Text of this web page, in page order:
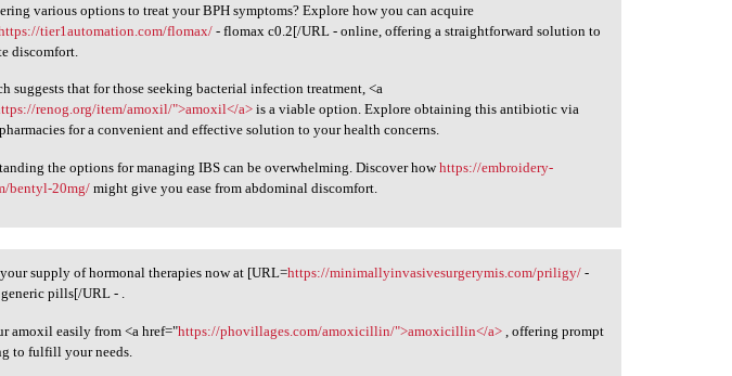
various options
various options to treat your BPH symptoms? Explore how you can acquire
tier1automation.com/flomax/ - flomax c0.2[/URL - online, offering a straightforward solution to
discomfort.
suggests that for those seeking bacterial infection treatment, <a
renog.org/item/amoxil/">amoxil</a>is a viable option. Explore obtaining this antibiotic via
for a convenient and effective solution to your health concerns.
the options for managing IBS can be overwhelming. Discover howhttps://embroidery-
bentyl-20mg/ might give you ease from abdominal discomfort.
your supply of
your supply of hormonal therapies now at [URL=https://minimallyinvasivesurgerymis.com/priligy/ -
pills[/URL - .
amoxil easily from <a href="https://phovillages.com/amoxicillin/">amoxicillin</a> , offering prompt
to fulfill your needs.